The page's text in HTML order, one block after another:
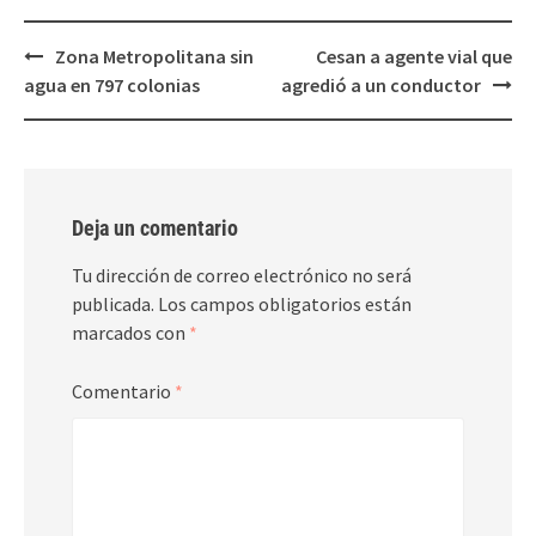
Post
navigation
Zona Metropolitana sin
agua en 797 colonias
Cesan a agente vial que
agredió a un conductor
Deja un comentario
Tu dirección de correo electrónico no será
publicada. Los campos obligatorios están
marcados con *
Comentario *